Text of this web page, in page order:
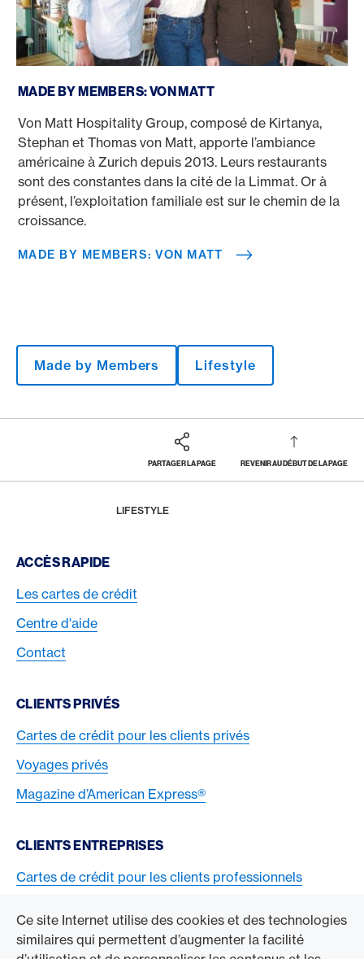
Ce site Internet utilise des cookies et des technologies
similaires qui permettent d’augmenter la facilité
MADE BY MEMBERS: VON MATT
Von Matt Hospitality Group, composé de Kirtanya,
Stephan et Thomas von Matt, apporte l’ambiance
américaine à Zurich depuis 2013. Leurs restaurants
sont des constantes dans la cité de la Limmat. Or à
présent, l’exploitation familiale est sur le chemin de la
croissance.
MADE BY MEMBERS: VON MATT
Made by Members Lifestyle
PARTAGER LA PAGE REVENIR AU DÉBUT DE LA PAGE
Footer
LIFESTYLE
Footer Navigation
ACCÈS RAPIDE
Les cartes de crédit
Centre d'aide
Contact
CLIENTS PRIVÉS
Cartes de crédit pour les clients privés
Voyages privés
Magazine d’American Express®
CLIENTS ENTREPRISES
Cartes de crédit pour les clients professionnels